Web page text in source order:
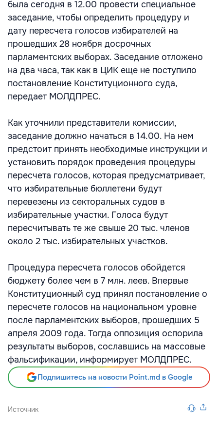
была сегодня в 12.00 провести специальное
заседание, чтобы определить процедуру и
дату пересчета голосов избирателей на
прошедших 28 ноября досрочных
парламентских выборах. Заседание отложено
на два часа, так как в ЦИК еще не поступило
постановление Конституционного суда,
передает МОЛДПРЕС.
Как уточнили представители комиссии,
заседание должно начаться в 14.00. На нем
предстоит принять необходимые инструкции и
установить порядок проведения процедуры
пересчета голосов, которая предусматривает,
что избирательные бюллетени будут
перевезены из секторальных судов в
избирательные участки. Голоса будут
пересчитывать те же свыше 20 тыс. членов
около 2 тыс. избирательных участков.
Процедура пересчета голосов обойдется
бюджету более чем в 7 млн. леев. Впервые
Конституционный суд принял постановление о
пересчете голосов на национальном уровне
после парламентских выборов, прошедших 5
апреля 2009 года. Тогда оппозиция оспорила
результаты выборов, сославшись на массовые
фальсификации, информирует МОЛДПРЕС.
Подпишитесь на новости Point.md в Google
Источник